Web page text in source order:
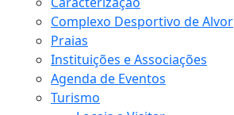
Complexo Desportivo de Alvor
Praias
Instituições e Associações
Agenda de Eventos
Turismo